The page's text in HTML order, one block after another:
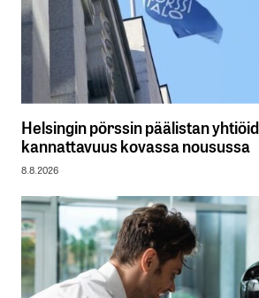
Helsingin pörssin päälistan
kannattavuus kovassa nousussa
8.8.2026